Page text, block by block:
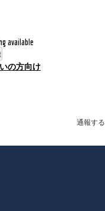
available
の方向け
通報する